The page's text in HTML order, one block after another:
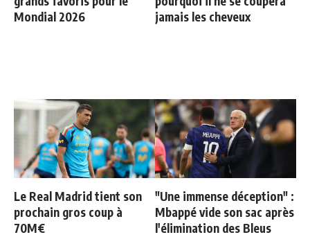
Mondial 2026
jamais les cheveux
Le Real Madrid tient son
prochain gros coup à
70M€
"Une immense déception" :
Mbappé vide son sac après
l'élimination des Bleus